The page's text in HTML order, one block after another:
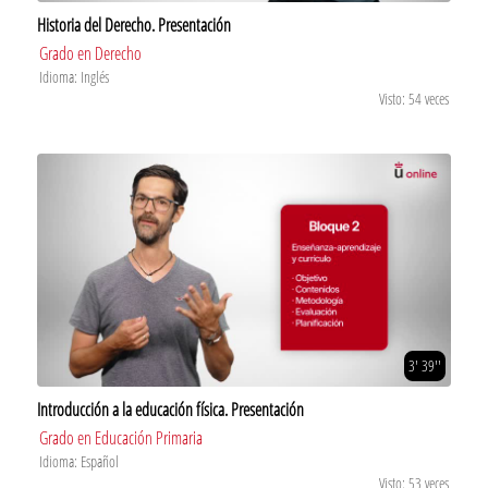
Historia del Derecho. Presentación
Grado en Derecho
Idioma: Inglés
Visto: 54 veces
3' 39''
Introducción a la educación física. Presentación
Grado en Educación Primaria
Idioma: Español
Visto: 53 veces